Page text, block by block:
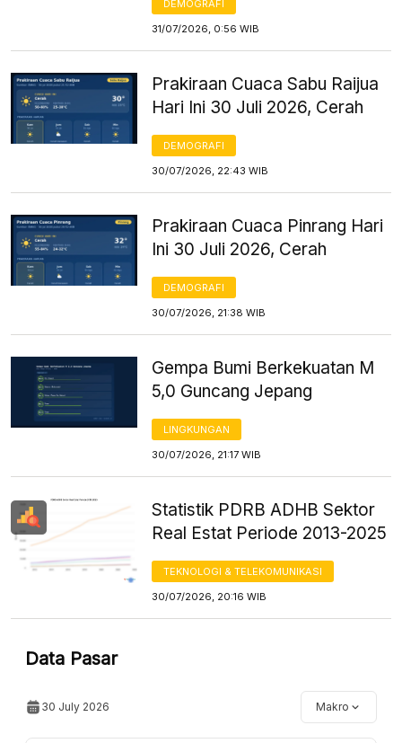
DEMOGRAFI
31/07/2026, 0:56 WIB
Prakiraan Cuaca Sabu Raijua
Hari Ini 30 Juli 2026, Cerah
DEMOGRAFI
30/07/2026, 22:43 WIB
Prakiraan Cuaca Pinrang Hari
Ini 30 Juli 2026, Cerah
DEMOGRAFI
30/07/2026, 21:38 WIB
Gempa Bumi Berkekuatan M
5,0 Guncang Jepang
LINGKUNGAN
30/07/2026, 21:17 WIB
Statistik PDRB ADHB Sektor
Real Estat Periode 2013-2025
TEKNOLOGI & TELEKOMUNIKASI
30/07/2026, 20:16 WIB
Data Pasar
30 July 2026 Makro